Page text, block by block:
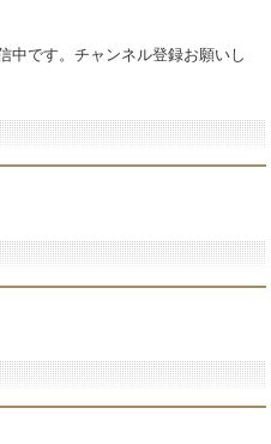
中です。チャンネル登録お願いし